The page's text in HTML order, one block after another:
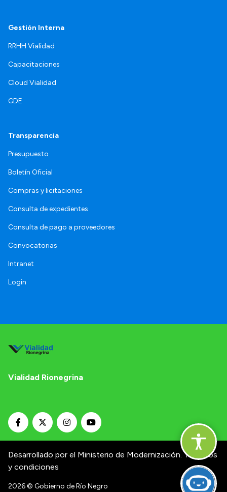
Gestión Interna
RRHH Vialidad
Capacitaciones
Cloud Vialidad
GDE
Transparencia
Presupuesto
Boletín Oficial
Compras y licitaciones
Consulta de expedientes
Consulta de pago a proveedores
Convocatorias
Intranet
Login
Vialidad Rionegrina
Desarrollado por el Ministerio de Modernización. Términos
y condiciones
2026© Gobierno de Río Negro